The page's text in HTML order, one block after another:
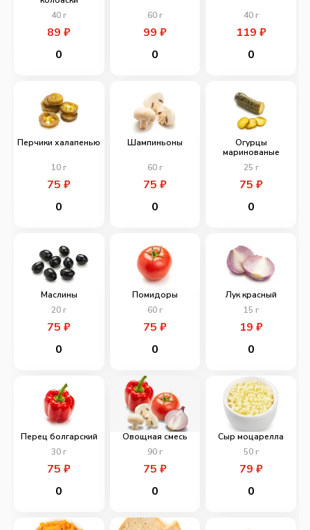
40 г
89₽
0
60г
99 ₽
0
40г
119 ₽
0
Перчики халапенью
10 г
75₽
0
Шампиньоны
60г
75 ₽
0
Огурцы
маринованые
25 г
75 ₽
0
Маслины
20 г
75₽
0
Помидоры
60г
75 ₽
0
Лук красный
15 г
19 ₽
0
Перец болгарский
30 г
75₽
0
Овощная смесь
90г
75 ₽
0
Сыр моцарелла
50г
79 ₽
0